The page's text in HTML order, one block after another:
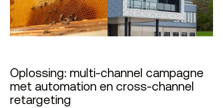
Oplossing: multi-channel campagne
met automation en cross-channel
retargeting